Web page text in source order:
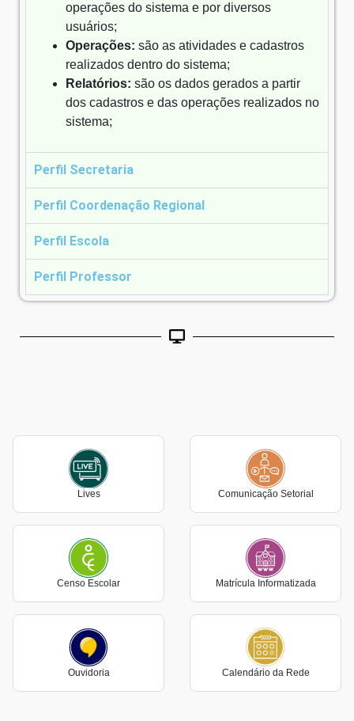
operações do sistema e por diversos
usuários;
Operações: são as atividades e cadastros
realizados dentro do sistema;
Relatórios: são os dados gerados a partir
dos cadastros e das operações realizados no
sistema;
Perfil Secretaria
Perfil Coordenação Regional
Perfil Escola
Perfil Professor
Lives Comunicação Setorial
Censo Escolar Matrícula Informatizada
Ouvidoria Calendário da Rede